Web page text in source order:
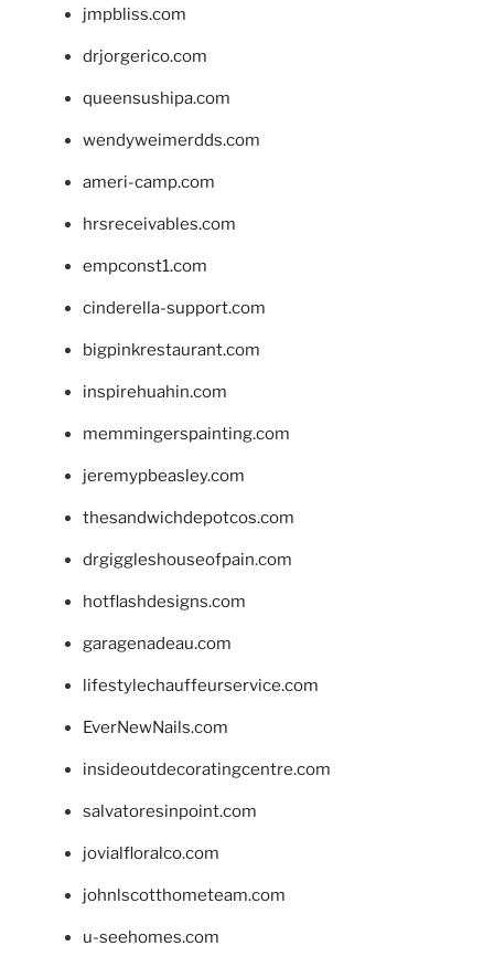
jmpbliss.com
drjorgerico.com
queensushipa.com
wendyweimerdds.com
ameri-camp.com
hrsreceivables.com
empconst1.com
cinderella-support.com
bigpinkrestaurant.com
inspirehuahin.com
memmingerspainting.com
jeremypbeasley.com
thesandwichdepotcos.com
drgiggleshouseofpain.com
hotflashdesigns.com
garagenadeau.com
lifestylechauffeurservice.com
EverNewNails.com
insideoutdecoratingcentre.com
salvatoresinpoint.com
jovialfloralco.com
johnlscotthometeam.com
u-seehomes.com